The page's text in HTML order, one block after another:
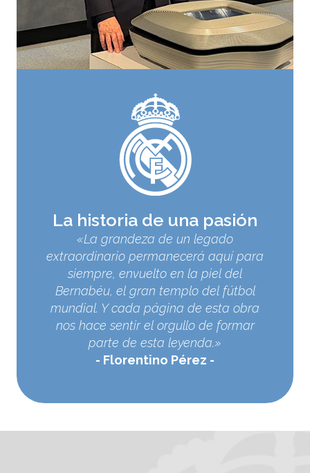
La historia de una pasión
«La grandeza de un legado
extraordinario permanecerá aquí para
siempre, envuelto en la piel del
Bernabéu, el gran templo del fútbol
mundial. Y cada página de esta obra
nos hace sentir el orgullo de formar
parte de esta leyenda.»
Florentino Pérez